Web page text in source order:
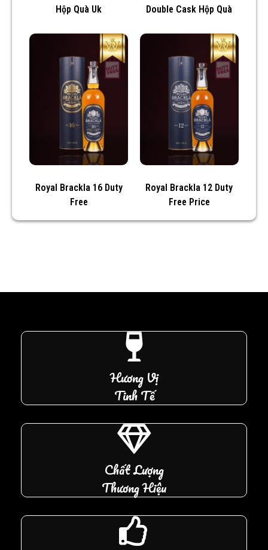
Hộp Quà Uk
Double Cask Hộp Quà
Royal Brackla 16 Duty
Free
Royal Brackla 12 Duty
Free Price
Hương Vị
Tinh Tế
Chất Lượng
Thương Hiệu